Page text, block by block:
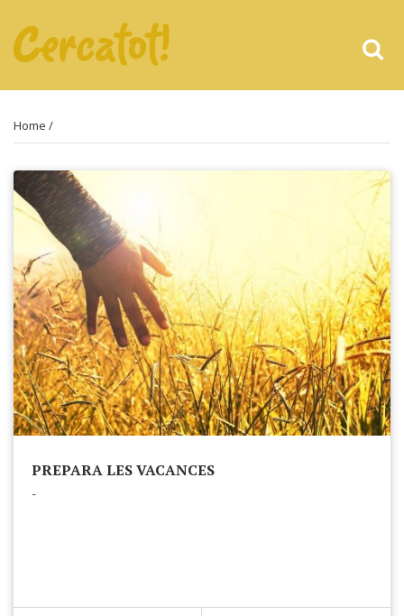
Home /
PREPARA LES VACANCES
-